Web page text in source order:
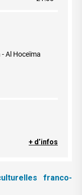
Al Hoceïma
+ d’infos
franco-